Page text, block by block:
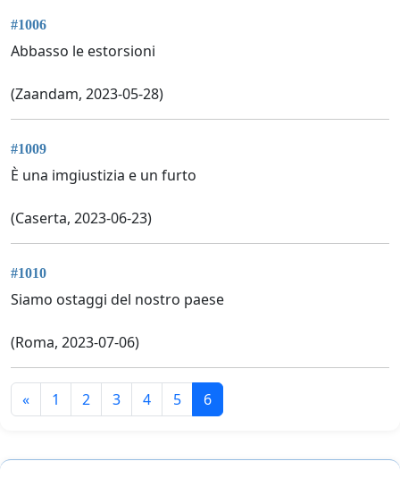
#1006
Abbasso le estorsioni
(Zaandam, 2023-05-28)
#1009
È una imgiustizia e un furto
(Caserta, 2023-06-23)
#1010
Siamo ostaggi del nostro paese
(Roma, 2023-07-06)
« 1 2 3 4 5 6